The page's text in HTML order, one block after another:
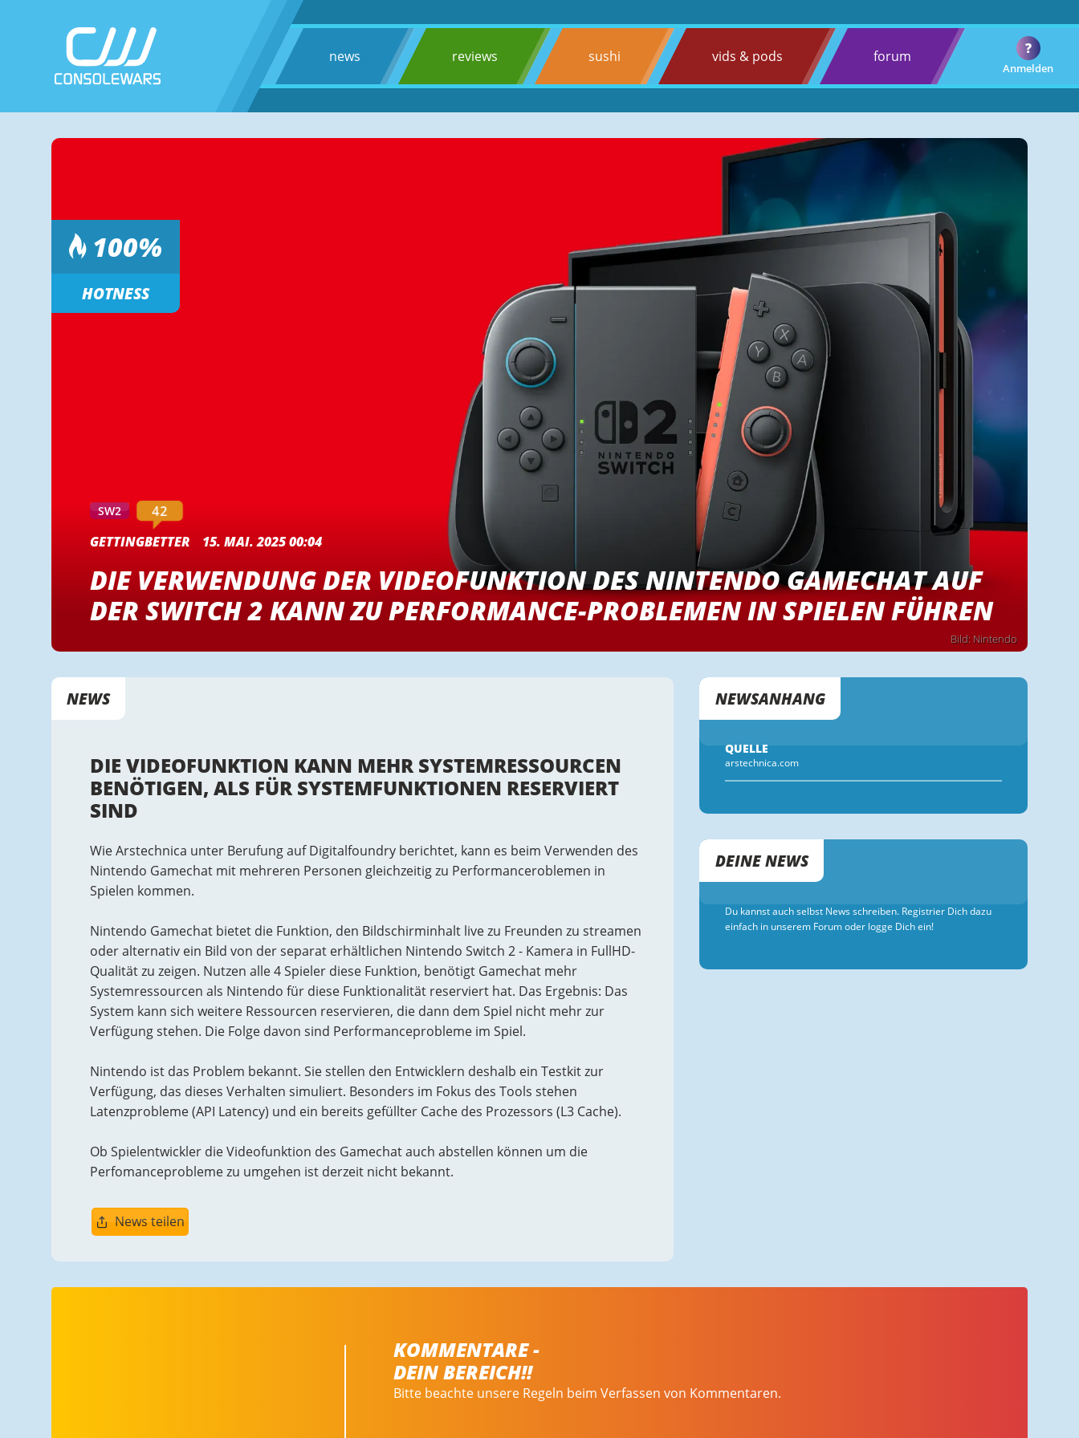
news reviews sushi vids & pods forum
Anmelden
?
Bild: Nintendo
100%
HOTNESS
SW2 42
GETTINGBETTER 15. MAI. 2025 00:04
DIE VERWENDUNG DER VIDEOFUNKTION DES NINTENDO GAMECHAT AUF
DER SWITCH 2 KANN ZU PERFORMANCE-PROBLEMEN IN SPIELEN FÜHREN
NEWS
DIE VIDEOFUNKTION KANN MEHR SYSTEMRESSOURCEN
BENÖTIGEN, ALS FÜR SYSTEMFUNKTIONEN RESERVIERT
SIND
Wie Arstechnica unter Berufung auf Digitalfoundry berichtet, kann es beim Verwenden des
Nintendo Gamechat mit mehreren Personen gleichzeitig zu Performanceroblemen in
Spielen kommen.
Nintendo Gamechat bietet die Funktion, den Bildschirminhalt live zu Freunden zu streamen
oder alternativ ein Bild von der separat erhältlichen Nintendo Switch 2 - Kamera in FullHD-
Qualität zu zeigen. Nutzen alle 4 Spieler diese Funktion, benötigt Gamechat mehr
Systemressourcen als Nintendo für diese Funktionalität reserviert hat. Das Ergebnis: Das
System kann sich weitere Ressourcen reservieren, die dann dem Spiel nicht mehr zur
Verfügung stehen. Die Folge davon sind Performanceprobleme im Spiel.
Nintendo ist das Problem bekannt. Sie stellen den Entwicklern deshalb ein Testkit zur
Verfügung, das dieses Verhalten simuliert. Besonders im Fokus des Tools stehen
Latenzprobleme (API Latency) und ein bereits gefüllter Cache des Prozessors (L3 Cache).
Ob Spielentwickler die Videofunktion des Gamechat auch abstellen können um die
Perfomanceprobleme zu umgehen ist derzeit nicht bekannt.
News teilen
NEWSANHANG
QUELLE
arstechnica.com
DEINE NEWS
Du kannst auch selbst News schreiben. Registrier Dich dazu
einfach in unserem Forum oder logge Dich ein!
KOMMENTARE -
DEIN BEREICH!!
Bitte beachte unsere Regeln beim Verfassen von Kommentaren.